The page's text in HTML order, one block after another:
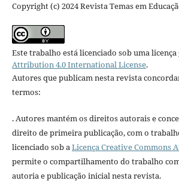
Copyright (c) 2024 Revista Temas em
Este trabalho está licenciado sob uma licença
Attribution 4.0 International License.
Autores que publicam nesta revista
termos:
. Autores mantém os direitos autorais e
direito de primeira publicação, com o
licenciado sob aLicença Creative Commons
permite o compartilhamento do trabalho
autoria e publicação inicial nesta revista.